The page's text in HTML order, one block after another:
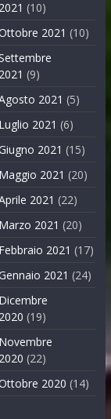
2021 (10)
2021 (10)
2021 (9)
2021 (5)
Luglio 2021 (6)
2021 (15)
Maggio 2021 (20)
2021 (22)
Marzo 2021 (20)
Febbraio 2021 (17)
2021 (24)
Dicembre
2020 (19)
Novembre
2020 (22)
2020 (14)